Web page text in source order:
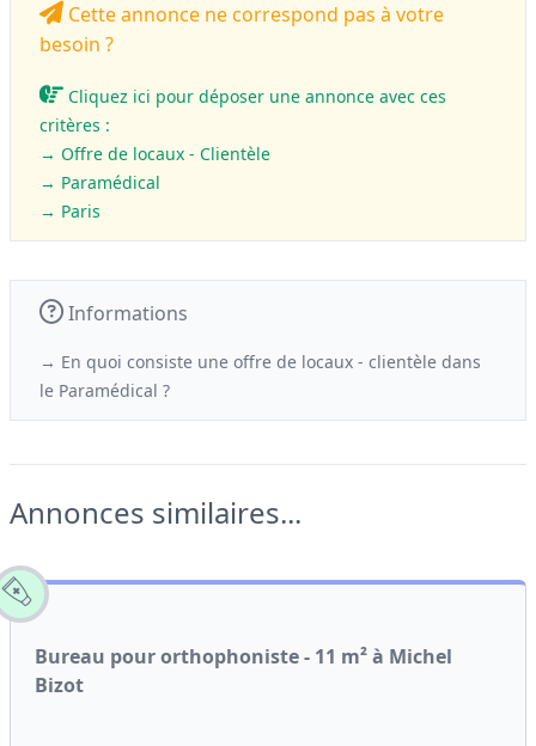
Cette annonce ne correspond pas à votre
besoin ?
Cliquez ici pour déposer une annonce avec ces
critères :
→ Offre de locaux - Clientèle
→ Paramédical
→ Paris
Informations
→ En quoi consiste une offre de locaux - clientèle dans
le Paramédical ?
Annonces similaires...
Bureau pour orthophoniste - 11 m² à Michel
Bizot